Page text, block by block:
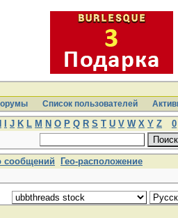
Список пользователей
J K L M N O P Q R S T U V W X Y Z 0
сообщений Гео-расположение